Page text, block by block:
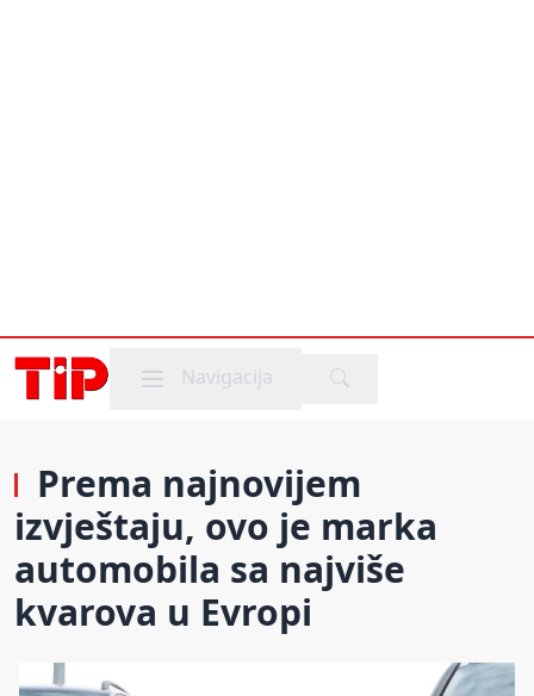
Mobile menu
Navigacija
Prema najnovijem
izvještaju, ovo je marka
automobila sa najviše
kvarova u Evropi